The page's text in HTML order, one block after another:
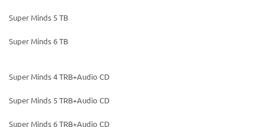
Super Minds 5 TB
Super Minds 6 TB
Super Minds 4 TRB+Audio CD
Super Minds 5 TRB+Audio CD
Super Minds 6 TRB+Audio CD